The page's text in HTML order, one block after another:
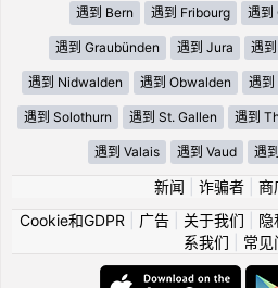
遇到 Bern 遇到 Fribourg 遇到
遇到 Graubünden 遇到 Jura 遇
遇到 Nidwalden 遇到 Obwalden 遇
遇到 Solothurn 遇到 St. Gallen 遇到
遇到 Valais 遇到 Vaud 遇
新闻 诈骗者| 商
Cookie和GDPR
广告| 关于我们 隐
系我们
常见